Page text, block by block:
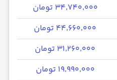
۳۴٬۷۴۰٬۰۰۰ تومان
۴۴٬۶۶۰٬۰۰۰ تومان
۳۱٬۲۶۰٬۰۰۰ تومان
۱۹٬۹۹۰٬۰۰۰ تومان